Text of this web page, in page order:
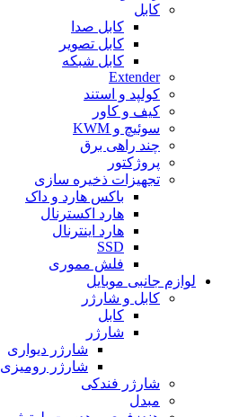
کابل
کابل صدا
کابل تصویر
کابل شبکه
Extender
کولپد و استند
کیف و کاور
سوئیچ و KWM
چند راهی برق
پروژکتور
تجهیزات ذخیره سازی
باکس هارد و داک
هارد اکسترنال
هارد اینترنال
SSD
فلش مموری
لوازم جانبی موبایل
کابل و شارژر
کابل
شارژر
شارژر دیواری
شارژر رومیزی
شارژر فندکی
مبدل